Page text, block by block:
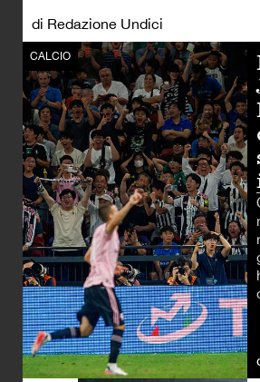
di Redazione Undici
CALCIO